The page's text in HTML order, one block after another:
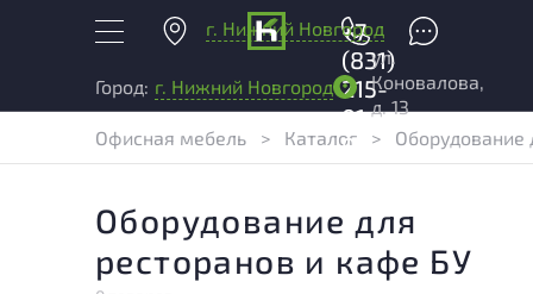
г. Нижний Новгород
+7
(831)
215-
01-
04
Город: г. Нижний Новгород
ул.
Коновалова,
д. 13
Офисная мебель
> Каталог > Оборудование
Оборудование для
ресторанов и кафе БУ